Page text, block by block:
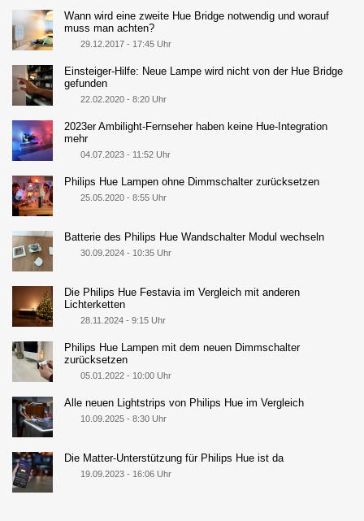
Wann wird eine zweite Hue Bridge notwendig und worauf
muss man achten?
29.12.2017 - 17:45 Uhr
Einsteiger-Hilfe: Neue Lampe wird nicht von der Hue Bridge
gefunden
22.02.2020 - 8:20 Uhr
2023er Ambilight-Fernseher haben keine Hue-Integration
mehr
04.07.2023 - 11:52 Uhr
Philips Hue Lampen ohne Dimmschalter zurücksetzen
25.05.2020 - 8:55 Uhr
Batterie des Philips Hue Wandschalter Modul wechseln
30.09.2024 - 10:35 Uhr
Die Philips Hue Festavia im Vergleich mit anderen
Lichterketten
28.11.2024 - 9:15 Uhr
Philips Hue Lampen mit dem neuen Dimmschalter
zurücksetzen
05.01.2022 - 10:00 Uhr
Alle neuen Lightstrips von Philips Hue im Vergleich
10.09.2025 - 8:30 Uhr
Die Matter-Unterstützung für Philips Hue ist da
19.09.2023 - 16:06 Uhr